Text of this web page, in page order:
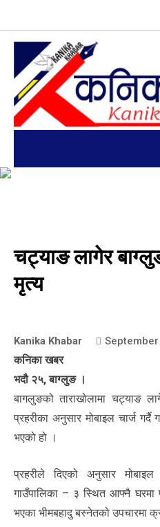
चट्याङ लागेर
मृत्य
Kanika Khabar
कनिका खबर
भदौ २५, बाग्लुङ ।
बागलुङको ताराखोलामा चट्याङ
प्रहरीका अनुसार मोबाइल चार्ज
भएको हो ।
प्रहरीले दिएको अनुसार मोबाइल
गाउँपालिका – ३ स्थित आफ्नै घरमा
भएका भीमबहादु बस्नेतको उपचारमा